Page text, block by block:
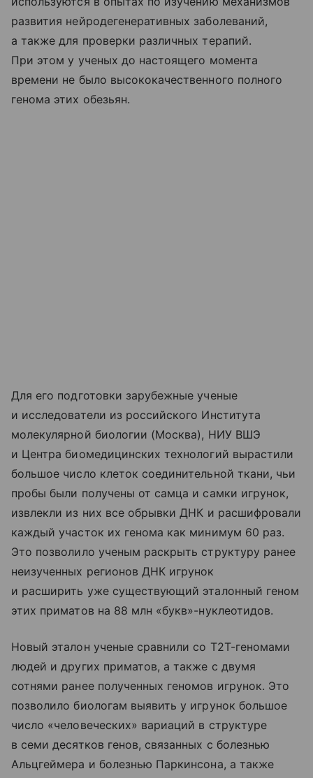
развития нейродегенеративных заболеваний,
а также для проверки различных терапий.
При этом у ученых до настоящего момента
времени не было высококачественного полного
генома этих обезьян.
Для его подготовки зарубежные ученые
и исследователи из российского Института
молекулярной биологии (Москва), НИУ ВШЭ
и Центра биомедицинских технологий вырастили
большое число клеток соединительной ткани, чьи
пробы были получены от самца и самки игрунок,
извлекли из них все обрывки ДНК и расшифровали
каждый участок их генома как минимум 60 раз.
Это позволило ученым раскрыть структуру ранее
неизученных регионов ДНК игрунок
и расширить уже существующий эталонный геном
этих приматов на 88 млн «букв»-нуклеотидов.
Новый эталон ученые сравнили со T2T-геномами
людей и других приматов, а также с двумя
сотнями ранее полученных геномов игрунок. Это
позволило биологам выявить у игрунок большое
число «человеческих» вариаций в структуре
в семи десятков генов, связанных с болезнью
Альцгеймера и болезнью Паркинсона, а также